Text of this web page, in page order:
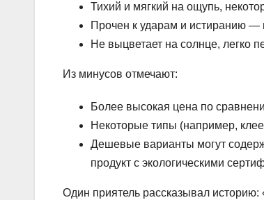
Тихий и мягкий на ощупь,
Прочен к ударам и истиранию —
Не выцветает на солнце, легко
Из минусов отмечают:
Более высокая цена по
Некоторые типы (например,
Дешевые варианты могут
продукт с экологическими
Один приятель рассказывал